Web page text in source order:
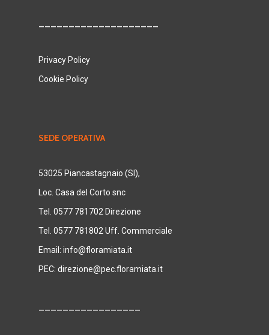
Privacy Policy
Cookie Policy
SEDE OPERATIVA
53025 Piancastagnaio (SI),
Loc. Casa del Corto snc
Tel. 0577 781702 Direzione
Tel. 0577 781802 Uff. Commerciale
Email: info@floramiata.it
PEC: direzione@pec.floramiata.it